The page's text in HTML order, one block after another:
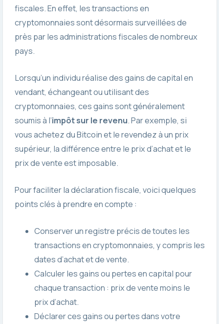
fiscales. En effet, les transactions en
cryptomonnaies sont désormais surveillées de
près par les administrations fiscales de nombreux
pays.
Lorsqu’un individu réalise des gains de capital en
vendant, échangeant ou utilisant des
cryptomonnaies, ces gains sont généralement
soumis à l’impôt sur le revenu. Par exemple, si
vous achetez du Bitcoin et le revendez à un prix
supérieur, la différence entre le prix d’achat et le
prix de vente est imposable.
Pour faciliter la déclaration fiscale, voici quelques
points clés à prendre en compte :
Conserver un registre précis de toutes les
transactions en cryptomonnaies, y compris les
dates d’achat et de vente.
Calculer les gains ou pertes en capital pour
chaque transaction : prix de vente moins le
prix d’achat.
Déclarer ces gains ou pertes dans votre